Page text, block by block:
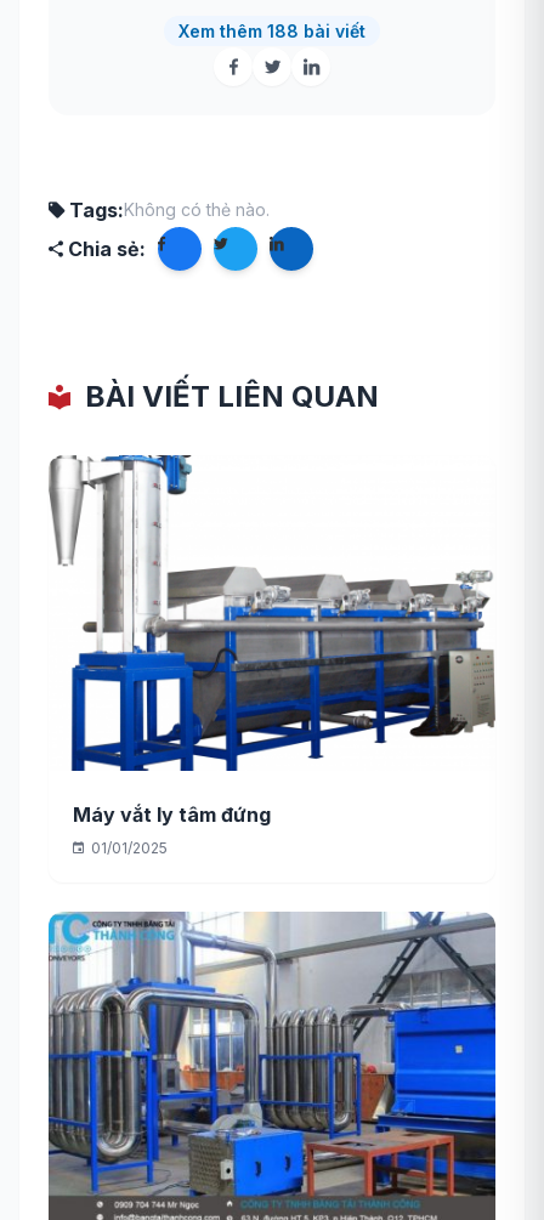
Xem thêm 188 bài viết
Tags:Không có thẻ nào.
Chia sẻ:
BÀI VIẾT LIÊN QUAN
Máy vắt ly tâm đứng
01/01/2025